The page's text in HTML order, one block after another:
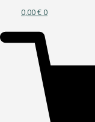
0,00€ 0